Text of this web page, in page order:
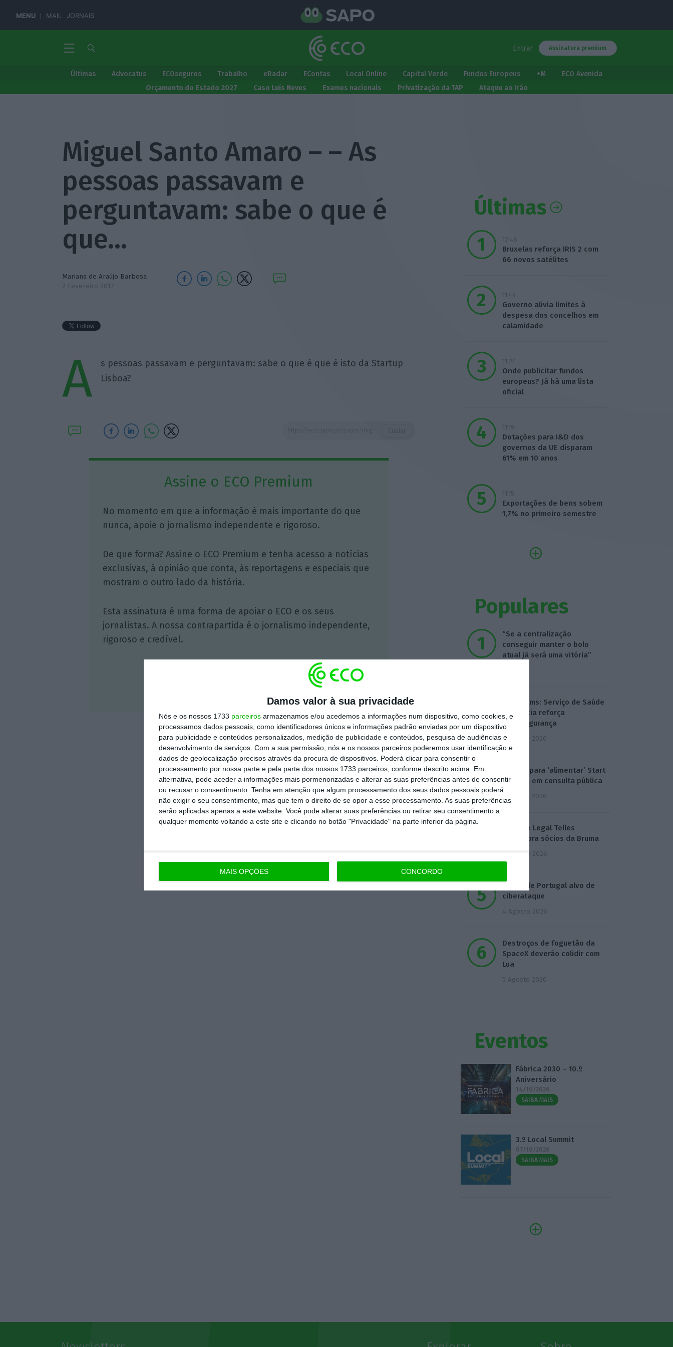
Damos valor à sua privacidade
Nós e os nossos 1733 parceiros armazenamos e/ou acedemos a informações num dispositivo, como cookies, e
processamos dados pessoais, como identificadores únicos e informações padrão enviadas por um dispositivo
para publicidade e conteúdos personalizados, medição de publicidade e conteúdos, pesquisa de audiências e
desenvolvimento de serviços. Com a sua permissão, nós e os nossos parceiros poderemos usar identificação e
dados de geolocalização precisos através da procura de dispositivos. Poderá clicar para consentir o
processamento por nossa parte e pela parte dos nossos 1733 parceiros, conforme descrito acima. Em
alternativa, pode aceder a informações mais pormenorizadas e alterar as suas preferências antes de consentir
ou recusar o consentimento. Tenha em atenção que algum processamento dos seus dados pessoais poderá
não exigir o seu consentimento, mas que tem o direito de se opor a esse processamento. As suas preferências
serão aplicadas apenas a este website. Você pode alterar suas preferências ou retirar seu consentimento a
qualquer momento voltando a este site e clicando no botão "Privacidade" na parte inferior da página.
MAIS OPÇÕES CONCORDO
MENU MAIL JORNAIS
Entrar Assinatura premium
Últimas Advocatus ECOseguros Trabalho eRadar EContas Local Online Capital Verde Fundos Europeus +M
ECO Avenida
Orçamento do Estado 2027
Caso Luís Neves Exames nacionais Privatização da TAP Ataque ao Irão
Miguel Santo Amaro – – As
pessoas passavam e
perguntavam: sabe o que é
que…
Mariana de Araújo Barbosa
2 Fevereiro 2017
A
s pessoas passavam e perguntavam: sabe o que é que é isto da Startup
Lisboa?
Assine o ECO Premium
No momento em que a informação é mais importante do que
nunca, apoie o jornalismo independente e rigoroso.
De que forma? Assine o ECO Premium e tenha acesso a notícias
exclusivas, à opinião que conta, às reportagens e especiais que
mostram o outro lado da história.
Esta assinatura é uma forma de apoiar o ECO e os seus
jornalistas. A nossa contrapartida é o jornalismo independente,
rigoroso e credível.
Últimas
12:48
Bruxelas reforça IRIS 2 com
66 novos satélites
11:49
Governo alivia limites à
despesa dos concelhos em
calamidade
11:27
Onde publicitar fundos
europeus? Já há uma lista
oficial
11:19
Dotações para I&D dos
governos da UE disparam
61% em 10 anos
11:15
Exportações de bens sobem
1,7% no primeiro semestre
Populares
“Se a centralização
conseguir manter o bolo
atual já será uma vitória”
T-Systems: Serviço de Saúde
de Múrcia reforça
cibersegurança
3 Agosto 2026
Eólicas para ‘alimentar’ Start
Campus em consulta pública
3 Agosto 2026
Deloitte Legal Telles
assessora sócios da Bruma
4 Agosto 2026
Águas de Portugal alvo de
ciberataque
4 Agosto 2026
Destroços de foguetão da
SpaceX deverão colidir com
Lua
5 Agosto 2026
Eventos
Fábrica 2030 – 10.º
Aniversário
14/10/2026
SAIBA MAIS
3.º Local Summit
07/10/2026
SAIBA MAIS